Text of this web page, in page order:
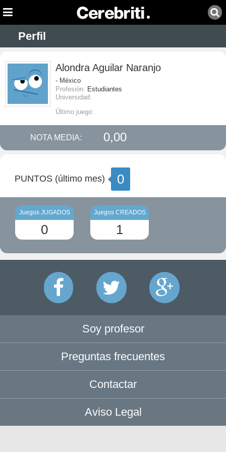
Perfil
Alondra Aguilar Naranjo
- México
Profesión: Estudiantes
Universidad:
Último juego:
NOTA MEDIA: 0,00
PUNTOS (último mes) 0
Juegos JUGADOS
0
Juegos CREADOS
1
Soy profesor
Preguntas frecuentes
Contactar
Aviso Legal